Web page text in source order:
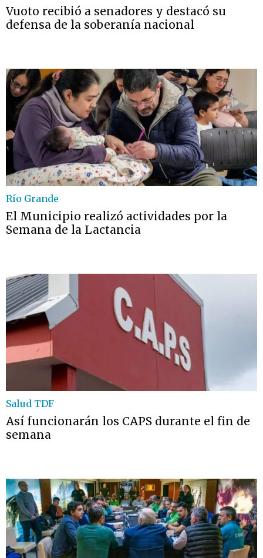
Vuoto recibió a senadores y destacó su
defensa de la soberanía nacional
Río Grande
El Municipio realizó actividades por la
Semana de la Lactancia
Salud TDF
Así funcionarán los CAPS durante el fin de
semana